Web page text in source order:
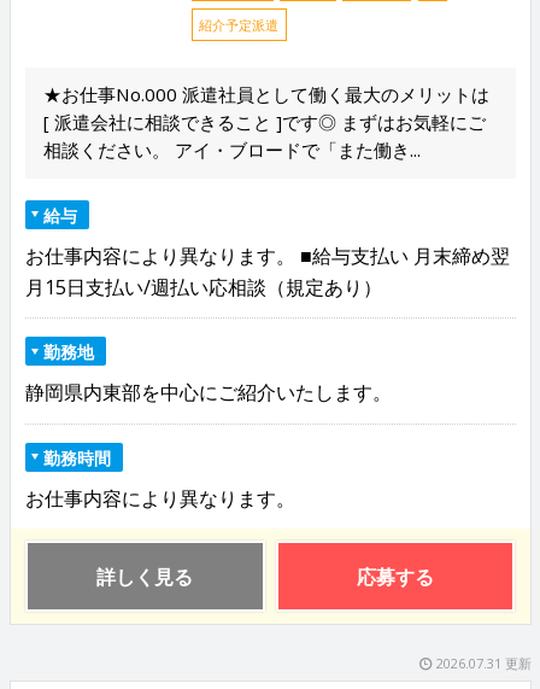
紹介予定派遣
★お仕事No.000 派遣社員として働く最大のメリットは
[ 派遣会社に相談できること ]です◎ まずはお気軽にご
相談ください。 アイ・ブロードで「また働き...
給与
お仕事内容により異なります。 ■給与支払い 月末締め翌
月15日支払い/週払い応相談（規定あり）
勤務地
静岡県内東部を中心にご紹介いたします。
勤務時間
お仕事内容により異なります。
詳しく見る 応募する
2026.07.31 更新